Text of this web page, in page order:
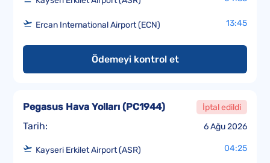
Ercan International Airport (ECN) 13:45
Ödemeyi kontrol et
Tarih: 6 Ağu 2026
Pegasus Hava Yolları (PC1944) İptal edildi
Kayseri Erkilet Airport (ASR) 04:25